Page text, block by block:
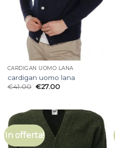
CARDIGAN UOMO LANA
cardigan uomo lana
€41.00 €27.00
In offerta!